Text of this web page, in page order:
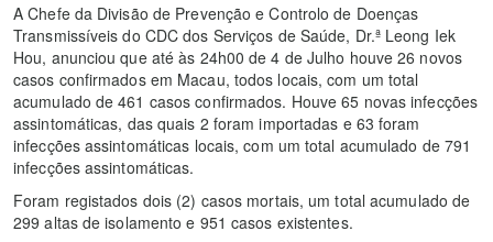
A Chefe da Divisão de Prevenção e Controlo de Doenças
Transmissíveis do CDC dos Serviços de Saúde, Dr.ª Leong Iek
Hou, anunciou que até às 24h00 de 4 de Julho houve 26 novos
casos confirmados em Macau, todos locais, com um total
acumulado de 461 casos confirmados. Houve 65 novas infecções
assintomáticas, das quais 2 foram importadas e 63 foram
infecções assintomáticas locais, com um total acumulado de 791
infecções assintomáticas.
Foram registados dois (2) casos mortais, um total acumulado de
299 altas de isolamento e 951 casos existentes.